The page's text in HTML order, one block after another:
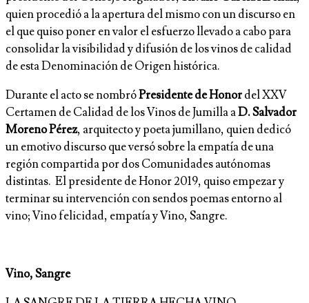
quien procedió a la apertura del mismo con un discurso en
el que quiso poner en valor el esfuerzo llevado a cabo para
consolidar la visibilidad y difusión de los vinos de calidad
de esta Denominación de Origen histórica.
Durante el acto se nombróPresidente de Honordel XXV
Certamen de Calidad de los Vinos de Jumilla aD. Salvador
Moreno Pérez, arquitecto y poeta jumillano, quien dedicó
un emotivo discurso que versó sobre la empatía de una
región compartida por dos Comunidades autónomas
distintas. El presidente de Honor 2019, quiso empezar y
terminar su intervención con sendos poemas entorno al
vino; Vino felicidad, empatía y Vino, Sangre.
Vino, Sangre